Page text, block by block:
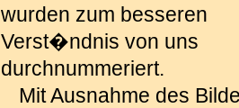
wurden zum besseren
Verst�ndnis von uns
durchnummeriert.
Mit Ausnahme des